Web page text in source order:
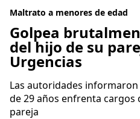
Maltrato a menores de edad
Golpea
del hijo de su
Urgencias
Las autoridades
de 29 años enfrenta
pareja